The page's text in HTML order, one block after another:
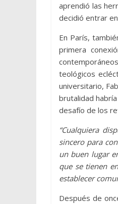
aprendió las
decidió entrar
En París,
primera
teológicos
universitario,
brutalidad
desafío de los
“Cualquiera
sincero para
un buen lugar
que se tienen
establecer
Después de